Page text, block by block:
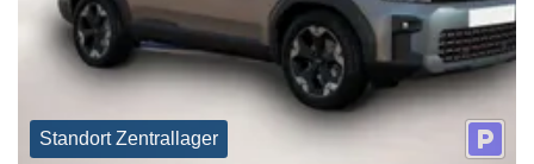
Standort Zentrallager